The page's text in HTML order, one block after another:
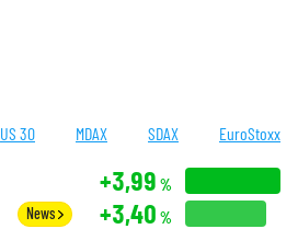
US 30 MDAX SDAX EuroStoxx
+3,99 %
News +3,40 %